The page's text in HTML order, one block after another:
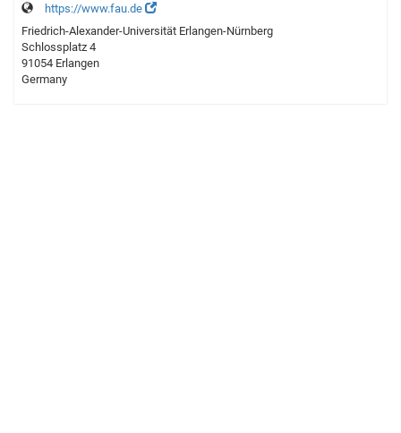
https://www.fau.de
Friedrich-Alexander-Universität Erlangen-Nürnberg
Schlossplatz 4
91054 Erlangen
Germany